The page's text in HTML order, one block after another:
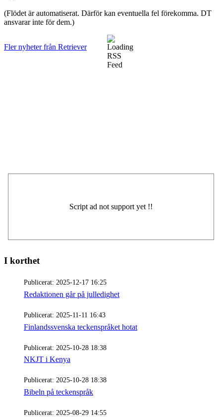
(Flödet är automatiserat. Därför kan eventuella fel förekomma. DT
ansvarar inte för dem.)
Fler nyheter från Retriever
I korthet
Publicerat: 2025-12-17 16:25
Redaktionen går på julledighet
Publicerat: 2025-11-11 16:43
Finlandssvenska teckenspråket hotat
Publicerat: 2025-10-28 18:38
NKJT i Kenya
Publicerat: 2025-10-28 18:38
Bibeln på teckenspråk
Publicerat: 2025-08-29 14:55